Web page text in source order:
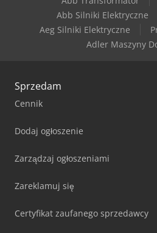
Abb Silniki Elektryczne
Aeg Silniki Elektryczne
Adler Maszyny
Sprzedam
Cennik
Dodaj ogłoszenie
Zarządzaj ogłoszeniami
Zareklamuj się
Certyfikat zaufanego sprzedawcy